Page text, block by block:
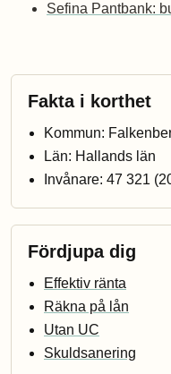
Sefina Pantbank:
Fakta i korthet
Kommun:
Län: Hallands län
Invånare: 47 321
Fördjupa dig
Effektiv ränta
Räkna på lån
Utan UC
Skuldsanering